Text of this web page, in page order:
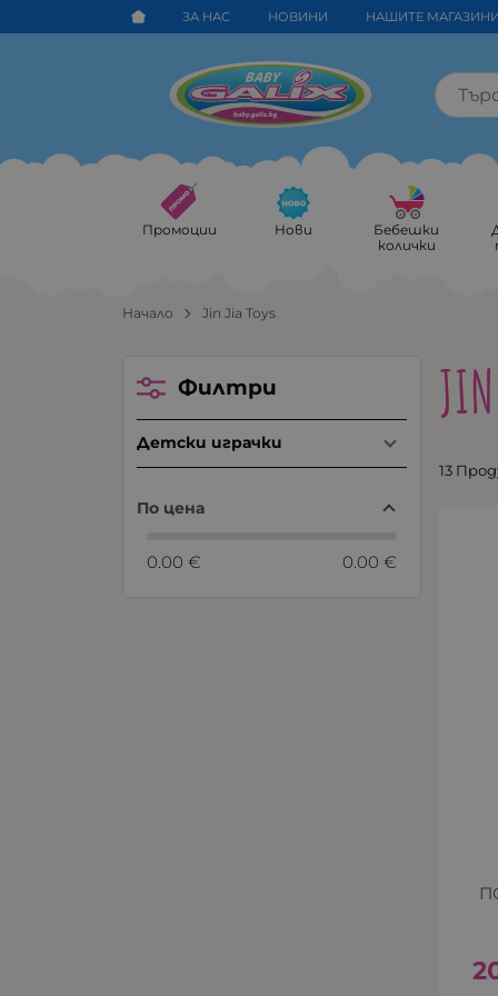
ЗА НАС НОВИНИ НАШИТЕ
Промоции Нови
Бебешки
колички
Начало Jin Jia Toys
13
Филтри
Детски играчки
По цена
0.00 € 0.00 €